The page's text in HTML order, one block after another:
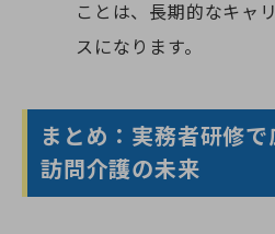
ことは、長期的なキャ
スになります。
まとめ：実務者研修
訪問介護の未来